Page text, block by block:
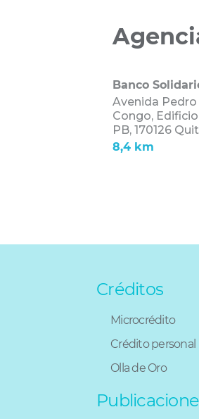
Banco
Avenida
Congo,
PB, 170126
8,4 km
Créditos
Microcrédito
Crédito personal
Olla de Oro